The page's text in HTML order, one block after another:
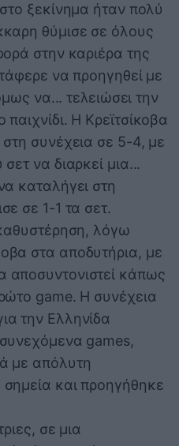
ξεκίνημα ήταν πολύ
θύμισε σε όλους
στην καριέρα της
να προηγηθεί με
να... τελειώσει την
Η Κρεϊτσίκοβα
συνέχεια σε 5-4, με
να διαρκεί μια...
καταλήγει στη
σε 1-1 τα σετ.
λόγω
στα αποδυτήρια, με
κάπως
game. Η συνέχεια
την Ελληνίδα
games,
με απόλυτη
και προηγήθηκε
σε μια